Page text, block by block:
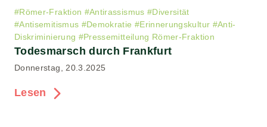
#Römer-Fraktion #Antirassismus #Diversität
#Antisemitismus #Demokratie #Erinnerungskultur #Anti-
Diskriminierung #Pressemitteilung Römer-Fraktion
Todesmarsch durch Frankfurt
Donnerstag, 20.3.2025
Lesen